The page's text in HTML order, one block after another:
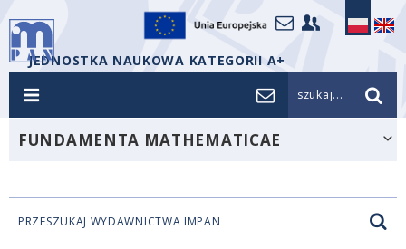
JEDNOSTKA NAUKOWA KATEGORII A+
szukaj...
FUNDAMENTA MATHEMATICAE
PRZESZUKAJ WYDAWNICTWA IMPAN